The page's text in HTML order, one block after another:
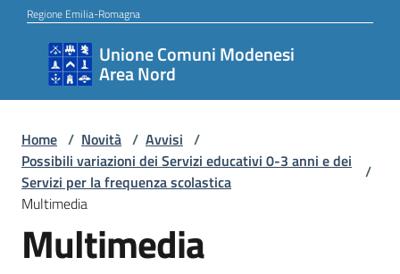
Vai al contenuto
Vai alla navigazione
Vai al footer
Regione Emilia-Romagna
Unione Comuni Modenesi
Area Nord
Unione
Comuni
Area
Nord
Amministrazione
Home / Novità / Avvisi /
Possibili variazioni dei Servizi educativi 0-3 anni e dei
Servizi per la frequenza scolastica
/
Multimedia
Multimedia